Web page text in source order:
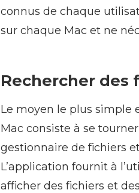
connus de chaque
sur chaque Mac et ne
Rechercher des
Le moyen le plus simple
Mac consiste à se
gestionnaire de fichiers
L’application fournit à
afficher des fichiers et